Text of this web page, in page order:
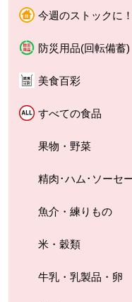
今週のストックに
防災用品(回転備蓄)
美食百彩
すべての食品
果物・野菜
精肉･ハム･ソーセ
魚介・練りもの
米・穀類
牛乳・乳製品・卵